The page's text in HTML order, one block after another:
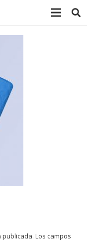
publicada. Los campos